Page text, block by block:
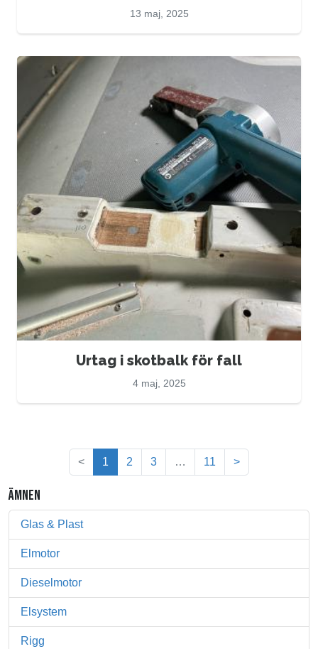
13 maj, 2025
Urtag i skotbalk för fall
4 maj, 2025
< 1 (nuvarande)
2 3 … 11 >
ÄMNEN
Glas & Plast
Elmotor
Dieselmotor
Elsystem
Rigg